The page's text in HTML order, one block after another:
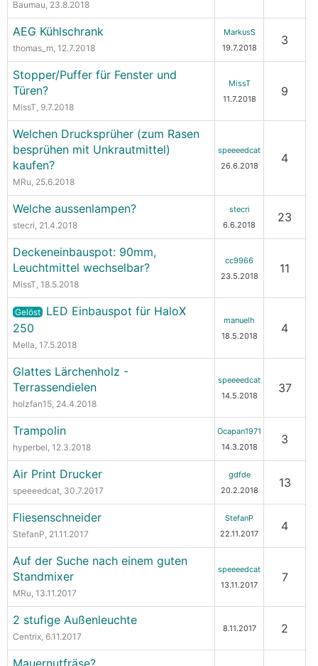
Baumau, 23.8.2018
AEG Kühlschrank
thomas_m, 12.7.2018
MarkusS
19.7.2018
3
Stopper/Puffer für Fenster und
Türen?
MissT, 9.7.2018
MissT
11.7.2018
9
Welchen Drucksprüher (zum Rasen
besprühen mit Unkrautmittel)
kaufen?
MRu, 25.6.2018
speeeedcat
26.6.2018
4
Welche aussenlampen?
stecri, 21.4.2018
stecri
6.6.2018
23
Deckeneinbauspot: 90mm,
Leuchtmittel wechselbar?
MissT, 18.5.2018
cc9966
23.5.2018
11
Gelöst LED Einbauspot für HaloX
250
Mella, 17.5.2018
manuelh
18.5.2018
4
Glattes Lärchenholz -
Terrassendielen
holzfan15, 24.4.2018
speeeedcat
14.5.2018
37
Trampolin
hyperbel, 12.3.2018
Ocapan1971
14.3.2018
3
Air Print Drucker
speeeedcat, 30.7.2017
gdfde
20.2.2018
13
Fliesenschneider
StefanP, 21.11.2017
StefanP
22.11.2017
4
Auf der Suche nach einem guten
Standmixer
MRu, 13.11.2017
speeeedcat
13.11.2017
7
2 stufige Außenleuchte
Centrix, 6.11.2017
8.11.2017 2
Mauernutfräse?